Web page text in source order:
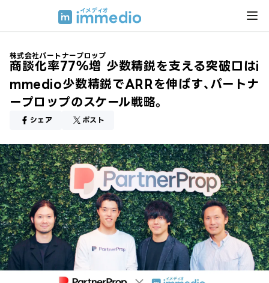
株式会社パートナープロップ
商談化率77％増 少数精鋭を支える突破口はi
mmedio┃少数精鋭でARRを伸ばす、パートナ
ープロップのスケール戦略。
シェア ポスト